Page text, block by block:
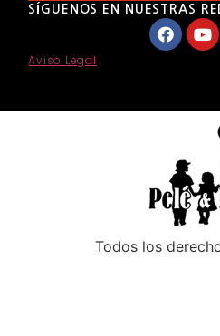
SÍGUENOS EN NUESTRAS
Aviso Legal
Todos los